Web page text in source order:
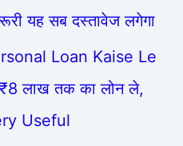
यह सब दस्तावेज लगेगा
Loan Kaise Le
लाख तक का लोन ले,
Useful